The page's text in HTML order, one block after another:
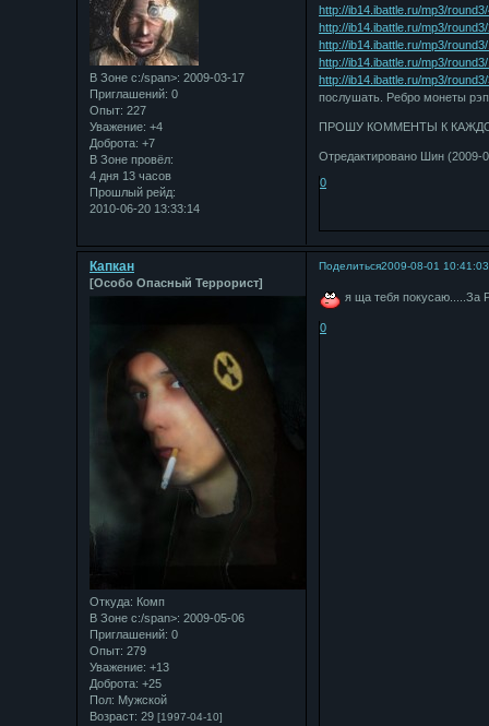
В Зоне с:/span>: 2009-03-17
Приглашений: 0
Опыт: 227
Уважение: +4
Доброта: +7
В Зоне провёл:
4 дня 13 часов
Прошлый рейд:
2010-06-20 13:33:14
http://ib14.ibattle.ru/mp3/
http://ib14.ibattle.ru/mp3/
http://ib14.ibattle.ru/mp3/
http://ib14.ibattle.ru/mp3/
http://ib14.ibattle.ru/mp3/
послушать. Ребро монеты
ПРОШУ КОММЕНТЫ К
Отредактировано Шин (2009-
0
Поделиться2009-08-01 10:41:03
Капкан
[Особо Опасный Террорист]
Откуда: Комп
В Зоне с:/span>: 2009-05-06
Приглашений: 0
Опыт: 279
Уважение: +13
Доброта: +25
Пол: Мужской
Возраст: 29 [1997-04-10]
я ща тебя покусаю.....За
0